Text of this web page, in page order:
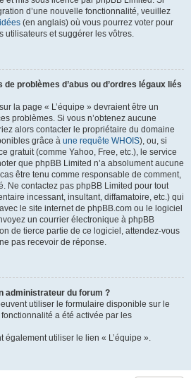
d’une nouvelle fonctionnalité, veuillez
(en anglais) où vous pourrez voter pour
utilisateurs et suggérer les vôtres.
problèmes d’abus ou d’ordres légaux liés
la page « L’équipe » devraient être un
problèmes. Si vous n’obtenez aucune
alors contacter le propriétaire du domaine
grâce à une requête WHOIS), ou, si
gratuit (comme Yahoo, Free, etc.), le service
que phpBB Limited n’a absolument aucune
être tenu comme responsable de comment,
Ne contactez pas phpBB Limited pour tout
incessant, insultant, diffamatoire, etc.) qui
le site internet de phpBB.com ou le logiciel
un courrier électronique à phpBB
de tierce partie de ce logiciel, attendez-vous
pas recevoir de réponse.
administrateur du forum ?
utiliser le formulaire disponible sur le
a été activée par les
également utiliser le lien « L’équipe ».